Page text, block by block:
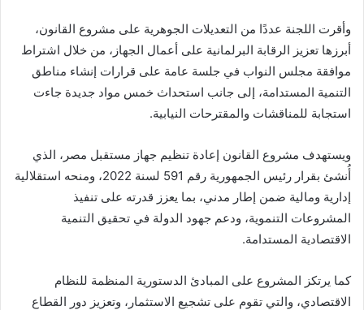
وأقرت اللجنة عددًا من التعديلات الجوهرية على مشروع القانون،
أبرزها تعزيز الرقابة البرلمانية على أعمال الجهاز، من خلال اشتراط
موافقة مجلس النواب في جلسة عامة على قرارات إنشاء مناطق
التنمية المستدامة، إلى جانب استحداث خمس مواد جديدة جاءت
استجابة للمناقشات والمقترحات النيابية.
ويستهدف مشروع القانون إعادة تنظيم جهاز مستقبل مصر، الذي
أُنشئ بقرار رئيس الجمهورية رقم 591 لسنة 2022، ومنحه استقلالية
إدارية ومالية ضمن إطار مدني، بما يعزز قدرته على تنفيذ
المشروعات التنموية، ودعم جهود الدولة في تحقيق التنمية
الاقتصادية المستدامة.
كما يرتكز المشروع على المبادئ الدستورية المنظمة للنظام
الاقتصادي، والتي تقوم على تشجيع الاستثمار، وتعزيز دور القطاع